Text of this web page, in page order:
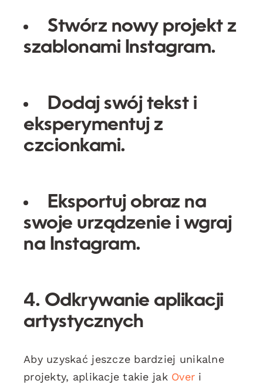
Stwórz nowy projekt z
szablonami Instagram.
Dodaj swój tekst i
eksperymentuj z
czcionkami.
Eksportuj obraz na
swoje urządzenie i wgraj
na Instagram.
4. Odkrywanie aplikacji
artystycznych
Aby uzyskać jeszcze bardziej unikalne
projekty, aplikacje takie jak Over i